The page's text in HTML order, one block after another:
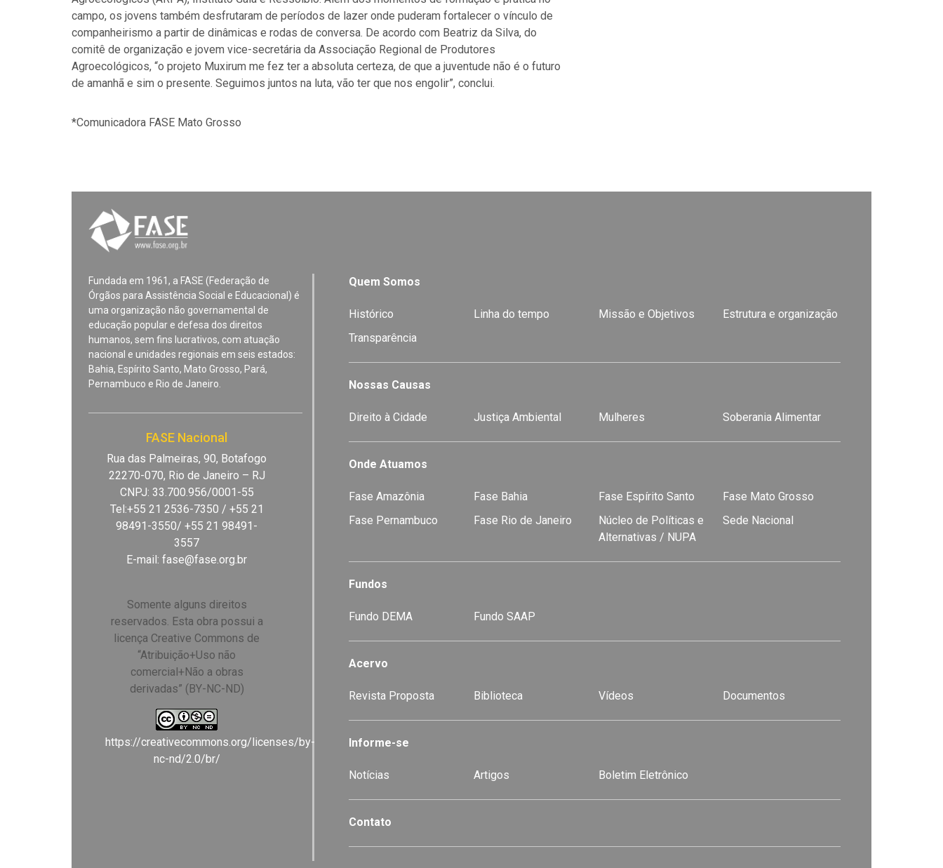
campo, os jovens também desfrutaram de períodos de lazer onde puderam fortalecer o vínculo de
companheirismo a partir de dinâmicas e rodas de conversa. De acordo com Beatriz da Silva, do
comitê de organização e jovem vice-secretária da Associação Regional de Produtores
Agroecológicos, “o projeto Muxirum me fez ter a absoluta certeza, de que a juventude não é o futuro
de amanhã e sim o presente. Seguimos juntos na luta, vão ter que nos engolir”, conclui.
*Comunicadora FASE Mato Grosso
Fundada em 1961, a FASE (Federação de
Órgãos para Assistência Social e Educacional) é
uma organização não governamental de
educação popular e defesa dos direitos
humanos, sem fins lucrativos, com atuação
nacional e unidades regionais em seis estados:
Bahia, Espírito Santo, Mato Grosso, Pará,
Pernambuco e Rio de Janeiro.
FASE Nacional
Rua das Palmeiras, 90, Botafogo
22270-070, Rio de Janeiro – RJ
CNPJ: 33.700.956/0001-55
Tel:+55 21 2536-7350 / +55 21
98491-3550/ +55 21 98491-
3557
E-mail:fase@fase.org.br
Somente alguns direitos
reservados. Esta obra possui a
licença Creative Commons de
“Atribuição+Uso não
comercial+Não a obras
derivadas” (BY-NC-ND)
https://creativecommons.org/licenses/by-
nc-nd/2.0/br/
Quem Somos
Histórico Linha do tempo Missão e Objetivos
Estrutura e organização
Transparência
Nossas Causas
Direito à Cidade Justiça Ambiental Mulheres Soberania Alimentar
Onde Atuamos
Fase Amazônia Fase Bahia Fase Espírito Santo
Fase Mato Grosso
Fase Pernambuco
Fase Rio de Janeiro
Núcleo de Políticas e
Alternativas / NUPA
Sede Nacional
Fundos
Fundo DEMA Fundo SAAP
Acervo
Revista Proposta Biblioteca Vídeos Documentos
Informe-se
Notícias Artigos Boletim Eletrônico
Contato